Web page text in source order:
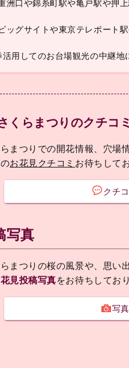
洲口や錦糸町駅や亀戸駅や押
ッグサイトや東京テレポート
活用してのお台場観光の中継地
くらまつりのクチコ
まつりでの開花情報、穴場
お花見クチコミ お待ちして
クチ
写真
まつりの桜の風景や、思い
見投稿写真をお待ちしてお
写